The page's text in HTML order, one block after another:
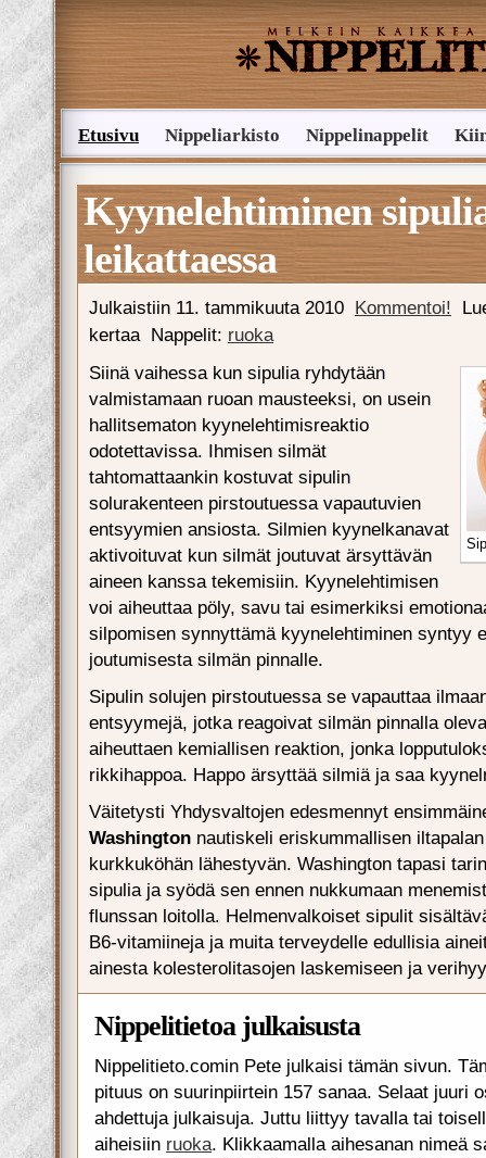
Etusivu Nippeliarkisto Nippelinappelit
Lähetä nippelivinkki
Kyynelehtiminen
leikattaessa
Julkaistiin 11. tammikuuta 2010 Kommentoi!
kertaa Nappelit: ruoka
Siinä vaihessa kun sipulia ryhdytään
valmistamaan ruoan mausteeksi, on usein
hallitsematon kyynelehtimisreaktio
odotettavissa. Ihmisen silmät
tahtomattaankin kostuvat sipulin
solurakenteen pirstoutuessa vapautuvien
entsyymien ansiosta. Silmien kyynelkanavat
aktivoituvat kun silmät joutuvat ärsyttävän
aineen kanssa tekemisiin. Kyynelehtimisen
voi aiheuttaa pöly, savu tai esimerkiksi
silpomisen synnyttämä kyynelehtiminen syntyy
joutumisesta silmän pinnalle.
Sipulin solujen pirstoutuessa se vapauttaa
entsyymejä, jotka reagoivat silmän pinnalla
aiheuttaen kemiallisen reaktion, jonka
rikkihappoa. Happo ärsyttää silmiä ja saa
Väitetysti Yhdysvaltojen edesmennyt
Washington nautiskeli eriskummallisen
kurkkuköhän lähestyvän. Washington tapasi
sipulia ja syödä sen ennen nukkumaan
flunssan loitolla. Helmenvalkoiset sipulit
B6-vitamiineja ja muita terveydelle edullisia
ainesta kolesterolitasojen laskemiseen ja
Nippelitietoa julkaisusta
Nippelitieto.comin Pete julkaisi tämän sivun.
pituus on suurinpiirtein 157 sanaa. Selaat juuri
ahdettuja julkaisuja. Juttu liittyy tavalla tai
aiheisiin ruoka. Klikkaamalla aihesanan nimeä